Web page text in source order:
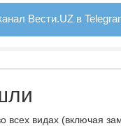
Вести.UZ в
видах (включая